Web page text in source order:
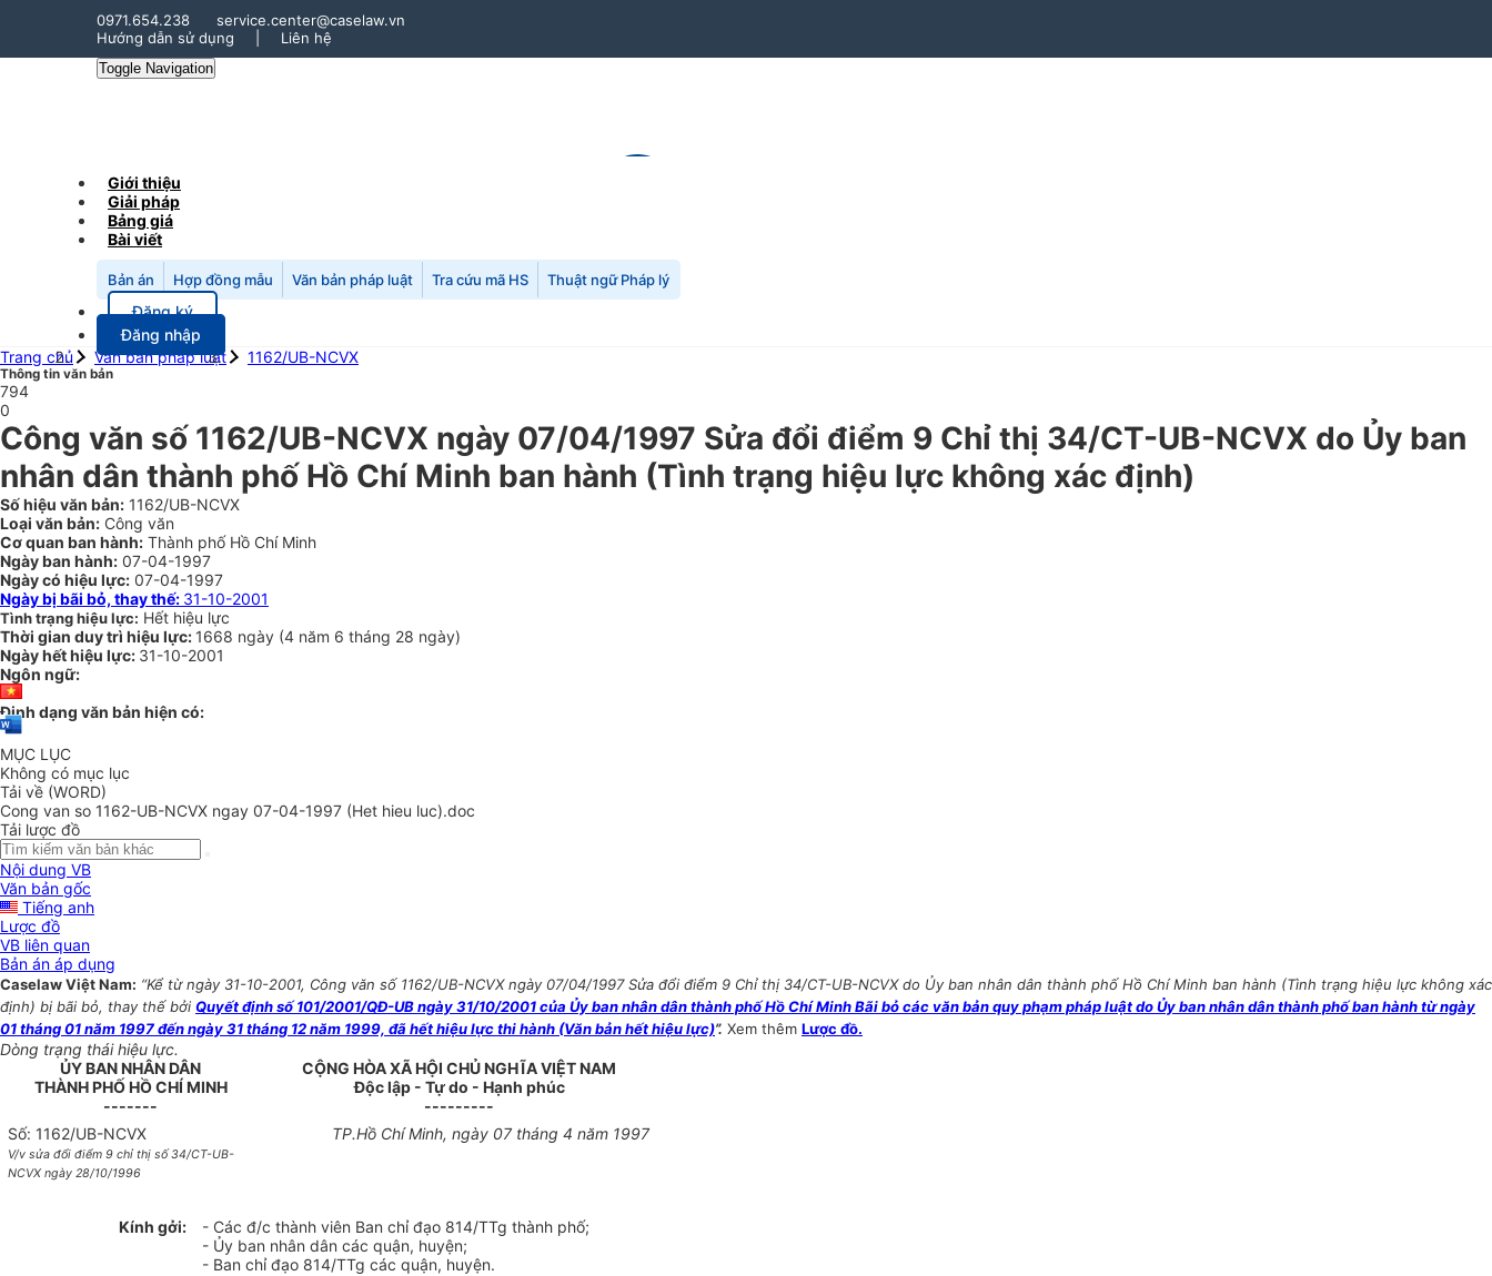
0971.654.238
service.center@caselaw.vn
Hướng dẫn sử dụng
Liên hệ
Toggle Navigation
Giới thiệu
Giải pháp
Bảng giá
Bài viết
Bản án Hợp đồng mẫu Văn bản pháp luật Tra cứu mã HS Thuật ngữ Pháp lý
Đăng ký
Đăng nhập
Trang chủ
Văn bản pháp luật 1162/UB-NCVX
Thông tin văn bản
794
0
Công văn số 1162/UB-NCVX ngày 07/04/1997 Sửa đổi điểm 9 Chỉ thị 34/CT-UB-NCVX do Ủy ban
nhân dân thành phố Hồ Chí Minh ban hành (Tình trạng hiệu lực không xác định)
Số hiệu văn bản: 1162/UB-NCVX
Loại văn bản: Công văn
Cơ quan ban hành: Thành phố Hồ Chí Minh
Ngày ban hành: 07-04-1997
Ngày có hiệu lực: 07-04-1997
Ngày bị bãi bỏ, thay thế: 31-10-2001
Tình trạng hiệu lực: Hết hiệu lực
Thời gian duy trì hiệu lực: 1668 ngày (4 năm 6 tháng 28 ngày)
Ngày hết hiệu lực: 31-10-2001
Ngôn ngữ:
Định dạng văn bản hiện có:
MỤC LỤC
Không có mục lục
Tải về (WORD)
Cong van so 1162-UB-NCVX ngay 07-04-1997 (Het hieu luc).doc
Tải lược đồ
Nội dung VB
Văn bản gốc
Tiếng anh
Lược đồ
VB liên quan
Bản án áp dụng
Caselaw Việt Nam: “Kể từ ngày 31-10-2001, Công văn số 1162/UB-NCVX ngày 07/04/1997 Sửa đổi điểm 9 Chỉ thị 34/CT-UB-NCVX do Ủy ban nhân dân thành phố Hồ Chí Minh ban hành (Tình trạng hiệu lực không xác
định) bị bãi bỏ, thay thế bởi Quyết định số 101/2001/QĐ-UB ngày 31/10/2001 của Ủy ban nhân dân thành phố Hồ Chí Minh Bãi bỏ các văn bản quy phạm pháp luật do Ủy ban nhân dân thành phố ban hành từ ngày
01 tháng 01 năm 1997 đến ngày 31 tháng 12 năm 1999, đã hết hiệu lực thi hành (Văn bản hết hiệu lực)”. Xem thêm Lược đồ.
Dòng trạng thái hiệu lực.
ỦY BAN NHÂN DÂN
THÀNH PHỐ HỒ CHÍ MINH
-------
CỘNG HÒA XÃ HỘI CHỦ NGHĨA VIỆT NAM
Độc lập - Tự do - Hạnh phúc
---------
Số: 1162/UB-NCVX
V/v sửa đổi điểm 9 chỉ thị số 34/CT-UB-
NCVX ngày 28/10/1996
TP.Hồ Chí Minh, ngày 07 tháng 4 năm 1997
Kính gởi:
- Các đ/c thành viên Ban chỉ đạo 814/TTg thành phố;
- Ủy ban nhân dân các quận, huyện;
- Ban chỉ đạo 814/TTg các quận, huyện.